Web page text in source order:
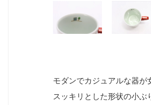
モダンでカジュアルな器が
スッキリとした形状の小ぶ